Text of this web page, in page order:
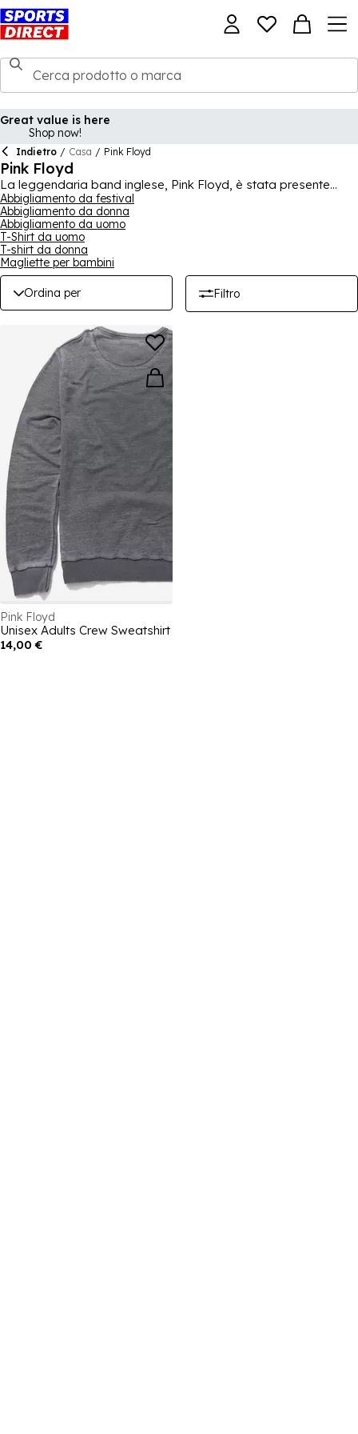
Great value is here
Shop now!
Indietro / Casa / Pink Floyd
Pink Floyd
La leggendaria band inglese, Pink Floyd, è stata presente
sulla scena musicale per anni - se sei un fan della band,
acquista oggi la nostra gamma di merchandise dei Pink Floyd
per aggiungere un elemento di merchandising della band al
tuo guardaroba. Inclusi t-shirt e maglioni, puoi creare molti
outfit ideali per l'abbigliamento casual. Che tu stia andando a
un festival musicale, a una serata con amici o voglia esporre il
pezzo nella tua casa, puoi trovare molte opzioni, da design
vivaci a scelte più sobrie e eleganti.
Abbigliamento da festival
Abbigliamento da donna
Abbigliamento da uomo
T-Shirt da uomo
T-shirt da donna
Magliette per bambini
Ordina per Filtro
Pink Floyd
Unisex Adults Crew Sweatshirt
14,00 €